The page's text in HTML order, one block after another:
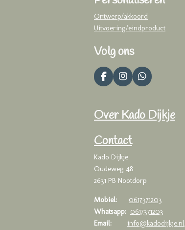
Ontwerp/akkoord
Uitvoering/eindproduct
Volg ons
F
a
b
k
I
n
a
a
W
h
s
Over Kado Dijkje
Contact
Kado Dijkje
Oudeweg 48
2631 PB Nootdorp
Mobiel:
0617371203
Whatsapp: 0617371203
Email:
info@kadodijkje.nl